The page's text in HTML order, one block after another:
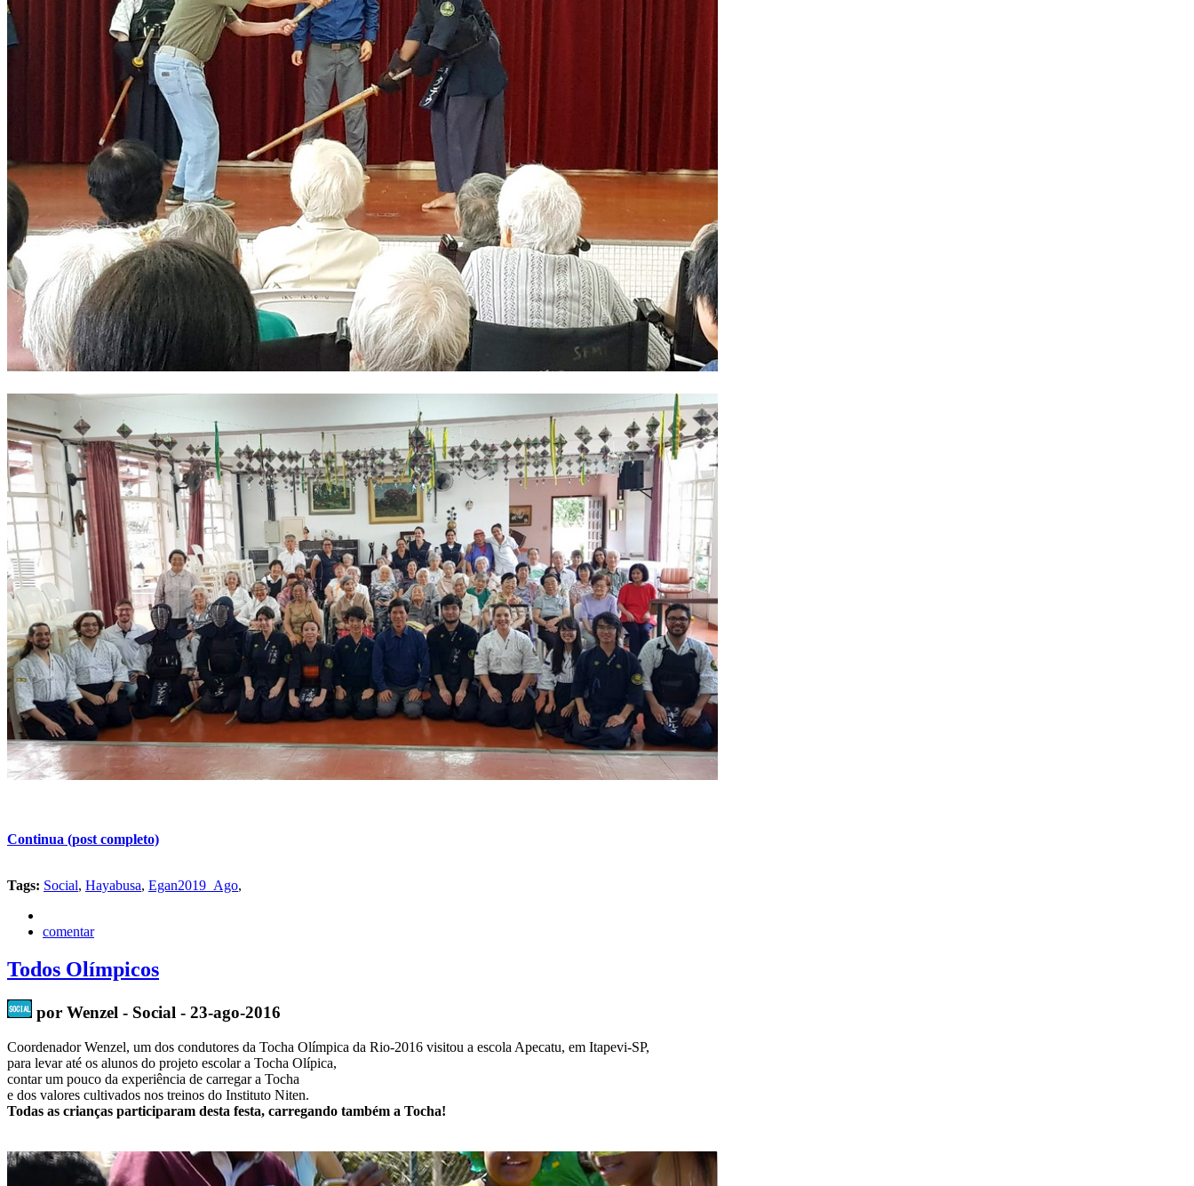
Continua (post completo)
Tags: Social, Hayabusa, Egan2019_Ago,
comentar
Todos Olímpicos
por Wenzel - Social - 23-ago-2016
Coordenador Wenzel, um dos condutores da Tocha Olímpica da Rio-2016 visitou a escola Apecatu, em Itapevi-SP,
para levar até os alunos do projeto escolar a Tocha Olípica,
contar um pouco da experiência de carregar a Tocha
e dos valores cultivados nos treinos do Instituto Niten.
Todas as crianças participaram desta festa, carregando também a Tocha!